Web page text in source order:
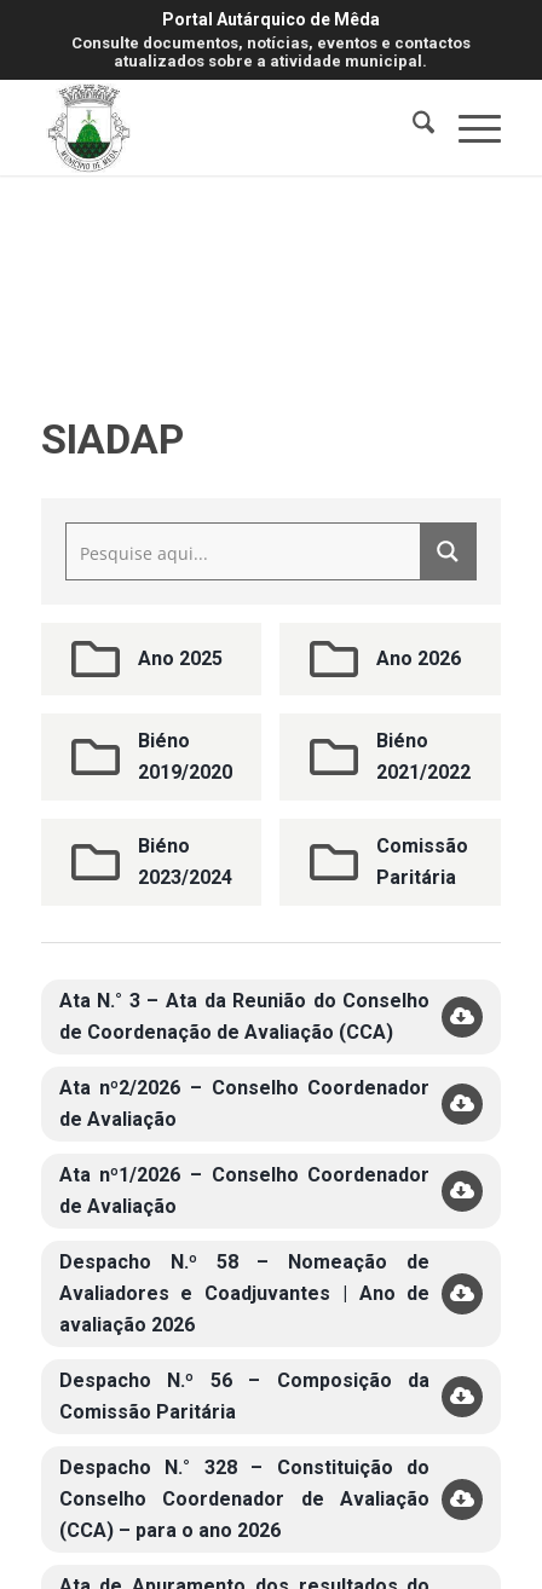
Portal Autárquico de Mêda
Consulte documentos, notícias, eventos e contactos
atualizados sobre a atividade municipal.
SIADAP
Ano 2025 Ano 2026
Biéno
2019/2020
Biéno
2021/2022
Biéno
2023/2024
Comissão
Paritária
Ata N.° 3 – Ata da Reunião do Conselho
de Coordenação de Avaliação (CCA)
Ata nº2/2026 – Conselho Coordenador
de Avaliação
Ata nº1/2026 – Conselho Coordenador
de Avaliação
Despacho N.º 58 – Nomeação de
Avaliadores e Coadjuvantes | Ano de
avaliação 2026
Despacho N.º 56 – Composição da
Comissão Paritária
Despacho N.° 328 – Constituição do
Conselho Coordenador de Avaliação
(CCA) – para o ano 2026